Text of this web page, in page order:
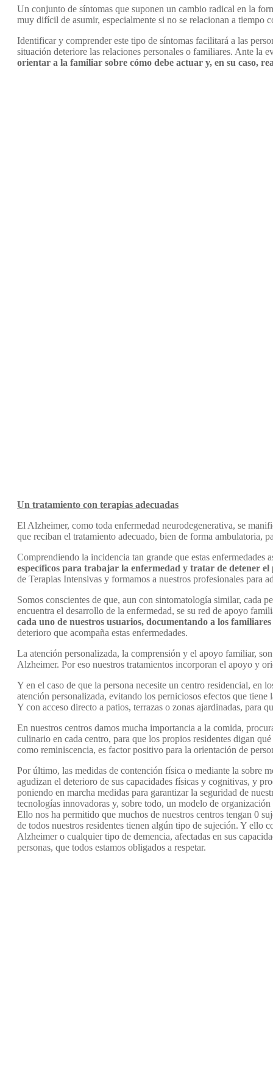
Un conjunto de síntomas que suponen un cambio radical en la
muy difícil de asumir, especialmente si no se relacionan a tiempo
Identificar y comprender este tipo de síntomas facilitará a las
situación deteriore las relaciones personales o familiares. Ante la
orientar a la familiar sobre cómo debe actuar y, en su caso,
Un tratamiento con terapias adecuadas
El Alzheimer, como toda enfermedad neurodegenerativa, se
que reciban el tratamiento adecuado, bien de forma ambulatoria,
Comprendiendo la incidencia tan grande que estas
específicos para trabajar la enfermedad y tratar de detener
de Terapias Intensivas y formamos a nuestros profesionales para
Somos conscientes de que, aun con sintomatología similar, cada
encuentra el desarrollo de la enfermedad, se su red de apoyo
cada uno de nuestros usuarios, documentando a los
deterioro que acompaña estas enfermedades.
La atención personalizada, la comprensión y el apoyo familiar,
Alzheimer. Por eso nuestros tratamientos incorporan el apoyo y
Y en el caso de que la persona necesite un centro residencial, en
atención personalizada, evitando los perniciosos efectos que
Y con acceso directo a patios, terrazas o zonas ajardinadas, para
En nuestros centros damos mucha importancia a la comida,
culinario en cada centro, para que los propios residentes digan
como reminiscencia, es factor positivo para la orientación de
Por último, las medidas de contención física o mediante la sobre
agudizan el deterioro de sus capacidades físicas y cognitivas, y
poniendo en marcha medidas para garantizar la seguridad de
tecnologías innovadoras y, sobre todo, un modelo de
Ello nos ha permitido que muchos de nuestros centros tengan 0
de todos nuestros residentes tienen algún tipo de sujeción. Y ello
Alzheimer o cualquier tipo de demencia, afectadas en sus
personas, que todos estamos obligados a respetar.